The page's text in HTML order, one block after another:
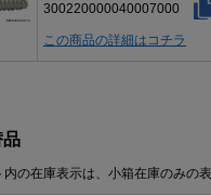
300220000040007000
この商品の詳細はコチラ
品
の在庫表示は、小箱在庫のみの